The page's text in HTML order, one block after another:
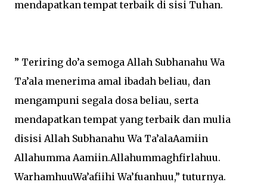
mendapatkan tempat terbaik di sisi Tuhan.
” Teriring do’a semoga Allah Subhanahu Wa
Ta’ala menerima amal ibadah beliau, dan
mengampuni segala dosa beliau, serta
mendapatkan tempat yang terbaik dan mulia
disisi Allah Subhanahu Wa Ta’alaAamiin
Allahumma Aamiin.Allahummaghfirlahuu.
WarhamhuuWa’afiihi Wa’fuanhuu,” tuturnya.